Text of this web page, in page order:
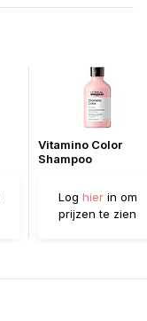
Vitamino Color
Shampoo
Log hierin om
prijzen te zien